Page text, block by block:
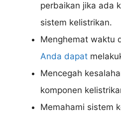
perbaikan jika ada
sistem kelistrikan.
Menghemat waktu
Anda dapat
Mencegah
komponen
Memahami sistem